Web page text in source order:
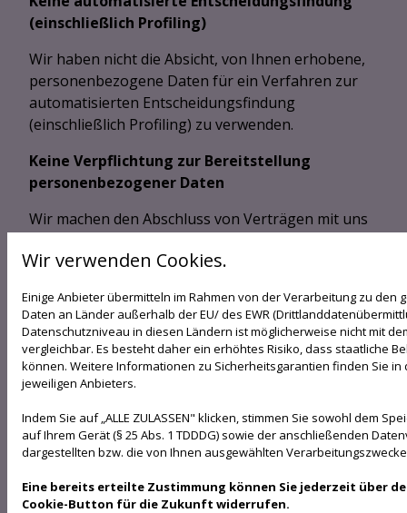
(einschließlich Profiling)
Wir haben nicht die Absicht, von Ihnen erhobene,
personenbezogene Daten für ein Verfahren zur
automatisierten Entscheidungsfindung
(einschließlich Profiling) zu verwenden.
Keine Verpflichtung zur Bereitstellung
personenbezogener Daten
Wir machen den Abschluss von Verträgen mit uns
personenbezogene Daten bereitstellen. Für Sie als
gesetzliche oder vertragliche Verpflichtung, uns
Ihre personenbezogenen Daten zur Verfügung zu
stellen; es kann jedoch sein, dass wir bestimmte
Angebote nur eingeschränkt oder gar nicht
erbringen können, wenn Sie die dafür
erforderlichen Daten nicht bereitstellen. Sofern
dies im Rahmen der nachfolgend vorgestellten,
von uns angebotenen Produkte ausnahmsweise
der Fall sein sollte, werden Sie gesondert darauf
hingewiesen.
Wir verwenden Cookies.
Einige Anbieter übermitteln im Rahmen von der Verarbeitung zu den
Daten an Länder außerhalb der EU/ des EWR
Datenschutzniveau in diesen Ländern ist möglicherweise nicht mit
vergleichbar. Es besteht daher ein erhöhtes Risiko, dass staatliche
können. Weitere Informationen zu Sicherheitsgarantien finden Sie
jeweiligen Anbieters.
Indem Sie auf „ALLE ZULASSEN" klicken, stimmen Sie sowohl dem
auf Ihrem Gerät (§ 25 Abs. 1 TDDDG) sowie der anschließenden
dargestellten bzw. die von Ihnen ausgewählten Verarbeitungszwecke
Eine bereits erteilte Zustimmung können Sie jederzeit über
Cookie-Button für die Zukunft widerrufen.